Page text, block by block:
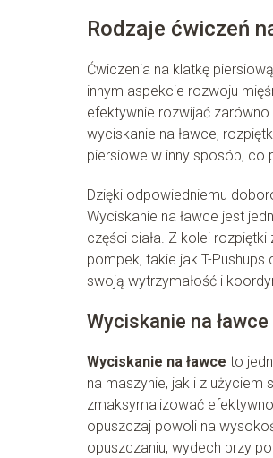
Rodzaje ćwiczeń
Ćwiczenia na klatkę
innym aspekcie rozwoju
efektywnie rozwijać zarówno
wyciskanie na ławce,
piersiowe w inny sposób, co
Dzięki odpowiedniemu
Wyciskanie na ławce jest
części ciała. Z kolei
pompek, takie jak T-
swoją wytrzymałość i
Wyciskanie na
Wyciskanie na ławce to
na maszynie, jak i z użyciem
zmaksymalizować
opuszczaj powoli na
opuszczaniu, wydech przy